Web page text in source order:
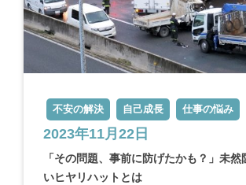
不安の解決 自己成長 仕事の悩み
2023年11月22日
「その問題、事前に防げたかも？」未然
いヒヤリハットとは